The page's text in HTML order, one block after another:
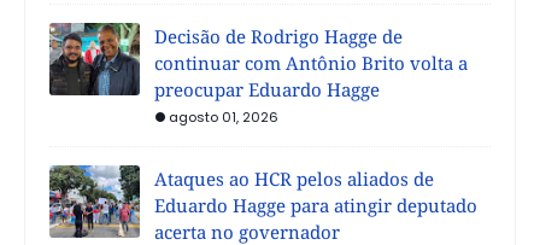
Decisão de Rodrigo Hagge de
continuar com Antônio Brito volta a
preocupar Eduardo Hagge
agosto 01, 2026
Ataques ao HCR pelos aliados de
Eduardo Hagge para atingir deputado
acerta no governador